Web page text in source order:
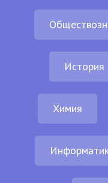
История
Химия